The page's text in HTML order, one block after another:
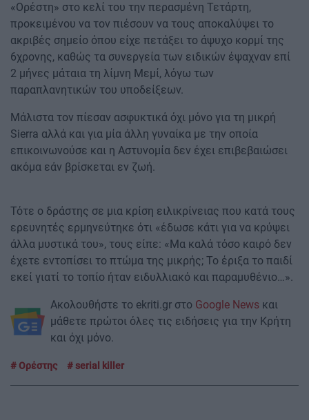
«Ορέστη» στο κελί του την περασμένη Τετάρτη,
προκειμένου να τον πιέσουν να τους αποκαλύψει το
ακριβές σημείο όπου είχε πετάξει το άψυχο κορμί της
6χρονης, καθώς τα συνεργεία των ειδικών έψαχναν επί
2 μήνες μάταια τη λίμνη Μεμί, λόγω των
παραπλανητικών του υποδείξεων.
Μάλιστα τον πίεσαν ασφυκτικά όχι μόνο για τη μικρή
Sierra αλλά και για μία άλλη γυναίκα με την οποία
επικοινωνούσε και η Αστυνομία δεν έχει επιβεβαιώσει
ακόμα εάν βρίσκεται εν ζωή.
Τότε ο δράστης σε μια κρίση ειλικρίνειας που κατά τους
ερευνητές ερμηνεύτηκε ότι «έδωσε κάτι για να κρύψει
άλλα μυστικά του», τους είπε: «Μα καλά τόσο καιρό δεν
έχετε εντοπίσει το πτώμα της μικρής; Το έριξα το παιδί
εκεί γιατί το τοπίο ήταν ειδυλλιακό και παραμυθένιο…».
Ακολουθήστε το ekriti.gr στο Google News και
μάθετε πρώτοι όλες τις ειδήσεις για την Κρήτη
και όχι μόνο.
Ορέστης serial killer